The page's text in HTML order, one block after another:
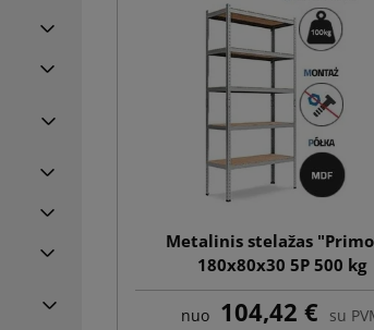
Metalinis stelažas
180x80x30 5P 500 kg
nuo 104,42 € su